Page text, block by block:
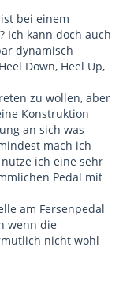
bei einem
Ich kann doch auch
dynamisch
Down, Heel Up,
zu wollen, aber
Konstruktion
an sich was
mach ich
ich eine sehr
Pedal mit
am Fersenpedal
wenn die
nicht wohl